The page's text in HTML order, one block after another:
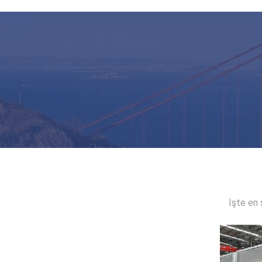
Çiftlik binası depoları için çelik atölyesi
İşte en